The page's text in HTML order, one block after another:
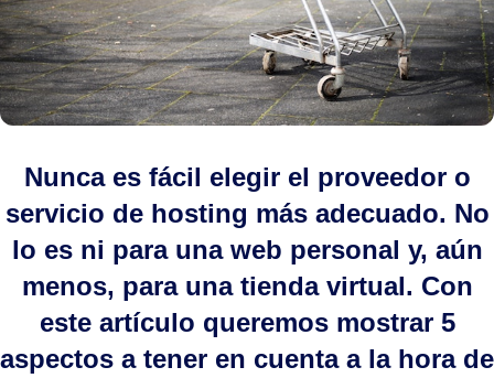
Nunca es fácil elegir el proveedor o
servicio de hosting más adecuado. No
lo es ni para una web personal y, aún
menos, para una tienda virtual. Con
este artículo queremos mostrar 5
aspectos a tener en cuenta a la hora de